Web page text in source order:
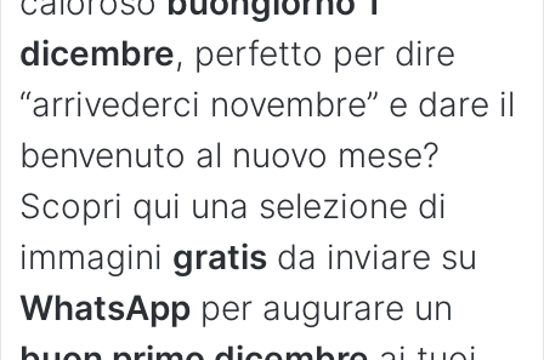
dicembre, perfetto per dire
“arrivederci novembre” e dare il
benvenuto al nuovo mese?
Scopri qui una selezione di
immagini gratis da inviare su
WhatsApp per augurare un